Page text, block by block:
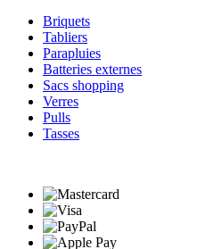
Briquets
Tabliers
Parapluies
Batteries externes
Sacs shopping
Verres
Pulls
Tasses